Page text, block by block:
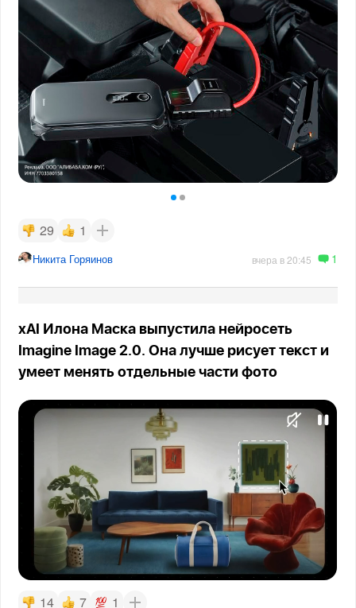
29 1
Никита Горяинов вчера в 20:45 1
xAI Илона Маска выпустила нейросеть
Imagine Image 2.0. Она лучше рисует текст и
умеет менять отдельные части фото
14 7 1